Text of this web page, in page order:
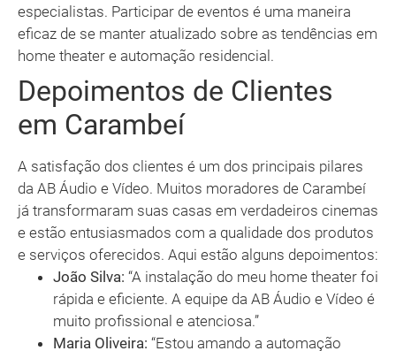
especialistas. Participar de eventos é uma maneira
eficaz de se manter atualizado sobre as tendências em
home theater e automação residencial.
Depoimentos de Clientes
em Carambeí
A satisfação dos clientes é um dos principais pilares
da AB Áudio e Vídeo. Muitos moradores de Carambeí
já transformaram suas casas em verdadeiros cinemas
e estão entusiasmados com a qualidade dos produtos
e serviços oferecidos. Aqui estão alguns depoimentos:
João Silva: “A instalação do meu home theater foi
rápida e eficiente. A equipe da AB Áudio e Vídeo é
muito profissional e atenciosa.”
Maria Oliveira: “Estou amando a automação